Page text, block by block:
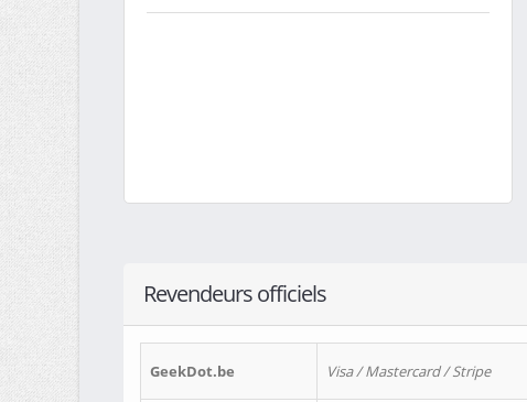
Revendeurs officiels
GeekDot.be Visa / Mastercard / Stripe